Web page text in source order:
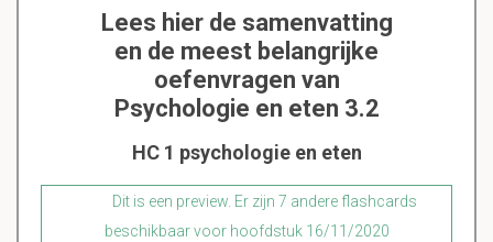
Lees hier de samenvatting
en de meest belangrijke
oefenvragen van
Psychologie en eten 3.2
HC 1 psychologie en eten
Dit is een preview. Er zijn 7 andere flashcards
beschikbaar voor hoofdstuk 16/11/2020